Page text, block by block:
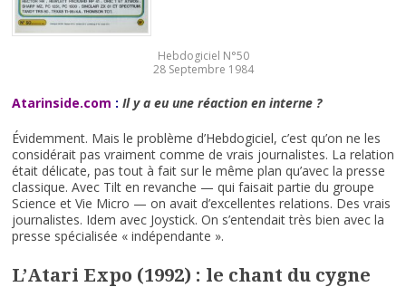
Hebdogiciel N°50
28 Septembre 1984
Atarinside.com : Il y a eu une réaction en interne ?
Évidemment. Mais le problème d’Hebdogiciel, c’est qu’on ne les
considérait pas vraiment comme de vrais journalistes. La relation
était délicate, pas tout à fait sur le même plan qu’avec la presse
classique. Avec Tilt en revanche — qui faisait partie du groupe
Science et Vie Micro — on avait d’excellentes relations. Des vrais
journalistes. Idem avec Joystick. On s’entendait très bien avec la
presse spécialisée « indépendante ».
L’Atari Expo (1992) : le chant du cygne